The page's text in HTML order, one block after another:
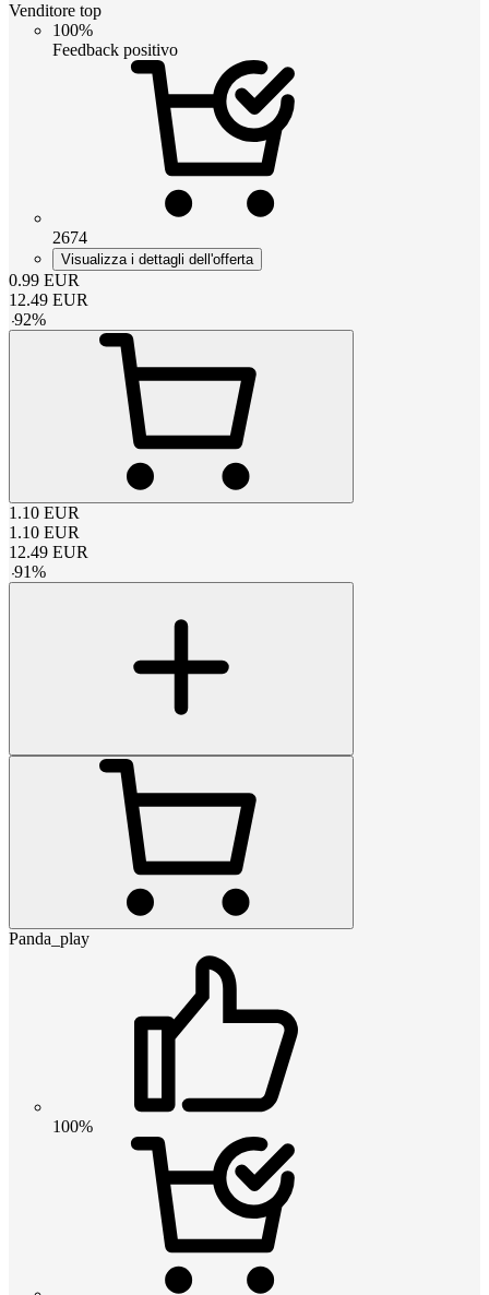
Venditore top
100%
Feedback positivo
2674
Visualizza i dettagli dell'offerta
0.99 EUR
12.49 EUR
-92%
1.10 EUR
1.10 EUR
12.49 EUR
-91%
Panda_play
100%